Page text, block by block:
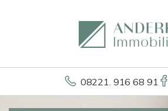
08221. 916 68 91